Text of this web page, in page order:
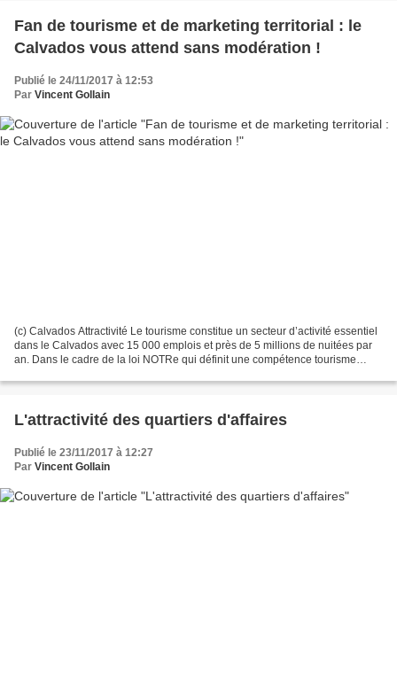
Fan de tourisme et de marketing territorial : le
Calvados vous attend sans modération !
Publié le 24/11/2017 à 12:53
Par Vincent Gollain
(c) Calvados Attractivité Le tourisme constitue un secteur d’activité essentiel
dans le Calvados avec 15 000 emplois et près de 5 millions de nuitées par
an. Dans le cadre de la loi NOTRe qui définit une compétence tourisme
L'attractivité des quartiers d'affaires
Publié le 23/11/2017 à 12:27
Par Vincent Gollain